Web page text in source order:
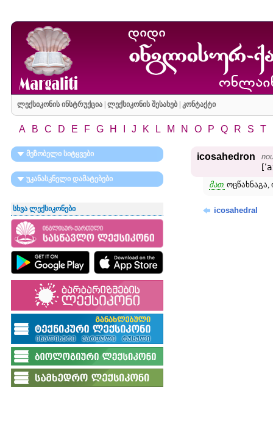
ლექსიკონის ინსტრუქცია| ლექსიკონის შესახებ| კონტაქტი
A B C D E F G H J K L M N O P Q R S T
მეზობელი სიტყვები
უკანასკნელი დამატებები
სხვა ლექსიკონები
icosahedron
მათ. ოცწახნაგა,
icosahedral